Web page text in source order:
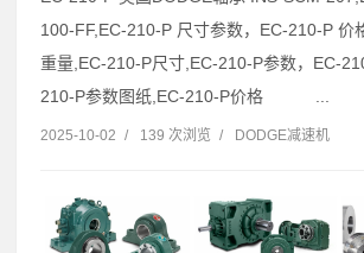
100-FF,EC-210-P 尺寸参数，EC-210-P 价
重量,EC-210-P尺寸,EC-210-P参数，EC-
210-P参数图纸,EC-210-P价格 ...
2025-10-02 / 139 次浏览 / DODGE减速机